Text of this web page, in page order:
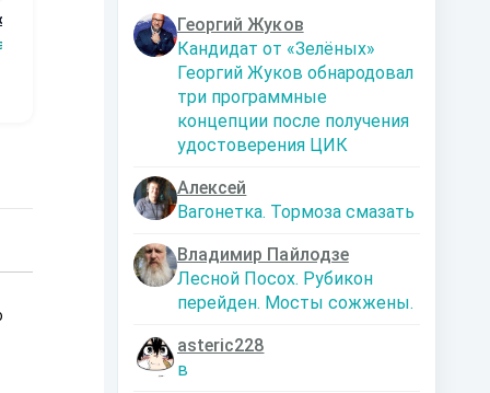
Георгий Жуков
Кандидат от «Зелёных»
Георгий Жуков обнародовал
три программные
концепции после получения
удостоверения ЦИК
Алексей
Вагонетка. Тормоза смазать
Владимир Пайлодзе
Лесной Посох. Рубикон
перейден. Мосты сожжены.
asteric228
в
Олицетворяющий
Ненависть:
Революционер
Бегущий от
пустоты: Лич
ReRead
себе.